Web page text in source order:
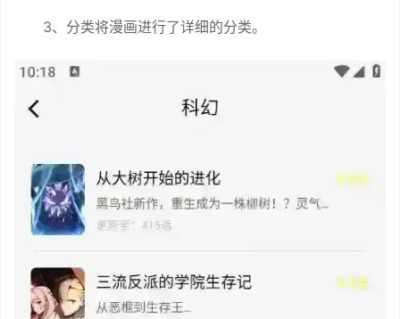
3、分类将漫画进行了详细的分类。